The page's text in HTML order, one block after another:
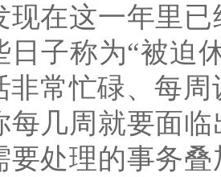
现在这一年里
日子称为“被迫
非常忙碌、每
每几周就要面
要处理的事务